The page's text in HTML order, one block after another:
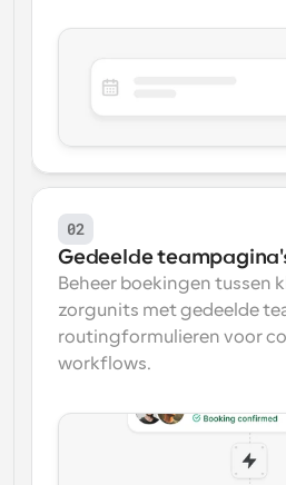
02
Gedeelde
Beheer boekingen tussen
zorgunits met gedeelde
routingformulieren voor
workflows.